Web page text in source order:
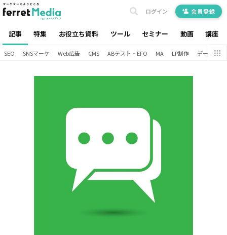
記事 特集 お役立ち資料 ツール セミナー 動画 講座
ログイン 会員登録
SEO SNSマーケ Web広告 CMS ABテスト・EFO MA LP制作 データ分析